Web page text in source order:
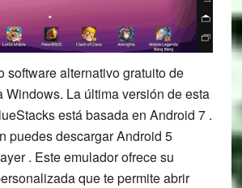
software alternativo gratuito de
Windows. La última versión de esta
está basada en Android 7 .
puedes descargar Android 5
. Este emulador ofrece su
que te permite abrir